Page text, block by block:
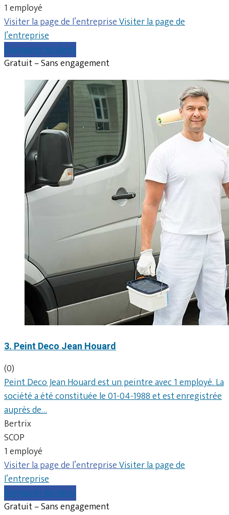
1 employé
Visiter la page de l’entrepriseVisiter la page de
l’entreprise
Comparer les devis
Gratuit – Sans engagement
3. Peint Deco Jean Houard
(0)
Peint Deco Jean Houard est un peintre avec 1 employé. La
société a été constituée le 01-04-1988 et est enregistrée
auprès de…
Bertrix
SCOP
1 employé
Visiter la page de l’entrepriseVisiter la page de
l’entreprise
Comparer les devis
Gratuit – Sans engagement